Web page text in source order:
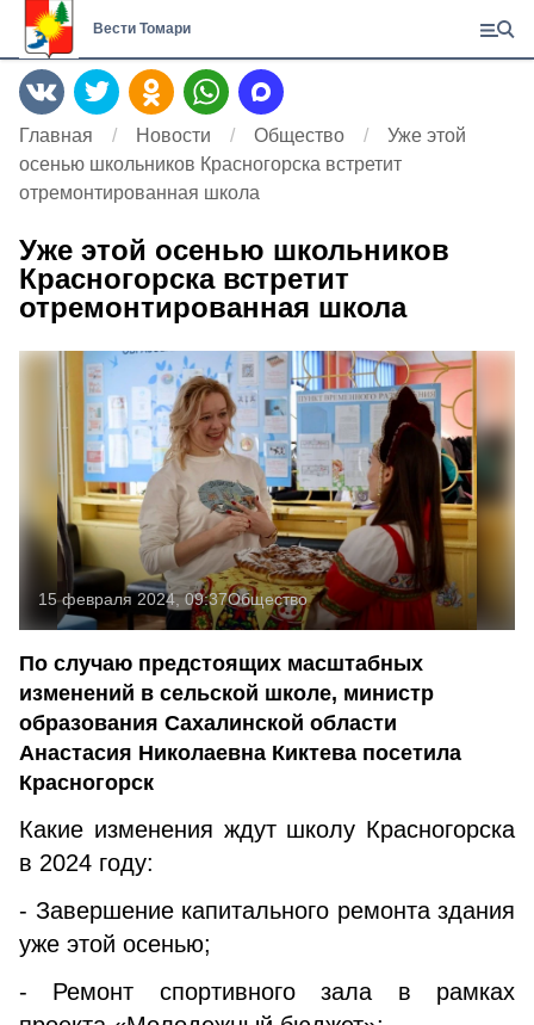
Вести Томари
Главная Новости Общество
Уже этой
осенью школьников Красногорска встретит
отремонтированная школа
Уже этой осенью школьников
Красногорска встретит
отремонтированная школа
15 февраля 2024, 09:37Общество
По случаю предстоящих масштабных
изменений в сельской школе, министр
образования Сахалинской области
Анастасия Николаевна Киктева посетила
Красногорск
Какие изменения ждут школу Красногорска
в 2024 году:
- Завершение капитального ремонта здания
уже этой осенью;
- Ремонт спортивного зала в рамках